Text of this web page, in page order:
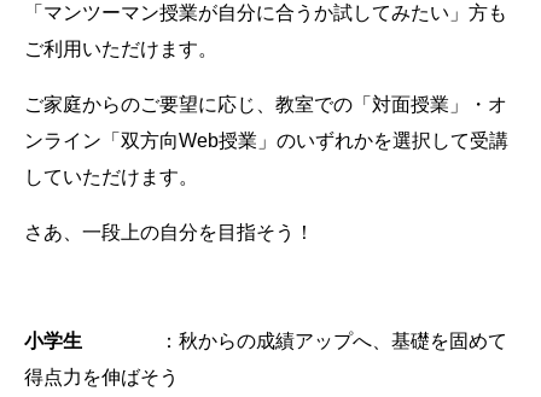
「マンツーマン授業が自分に合うか試してみたい」方も
ご利用いただけます。
ご家庭からのご要望に応じ、教室での「対面授業」・オ
ンライン「双方向Web授業」のいずれかを選択して受講
していただけます。
さあ、一段上の自分を目指そう！
小学生
：秋からの成績アップへ、基礎を固めて
得点力を伸ばそう